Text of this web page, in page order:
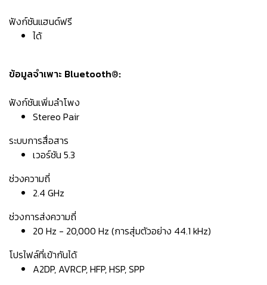
ฟังก์ชันแฮนด์ฟรี
ได้
ข้อมูลจำเพาะ Bluetooth®:
ฟังก์ชันเพิ่มลำโพง
Stereo Pair
ระบบการสื่อสาร
เวอร์ชัน 5.3
ช่วงความถี่
2.4 GHz
ช่วงการส่งความถี่
20 Hz - 20,000 Hz (การสุ่มตัวอย่าง 44.1 kHz)
โปรไฟล์ที่เข้ากันได้
A2DP, AVRCP, HFP, HSP, SPP